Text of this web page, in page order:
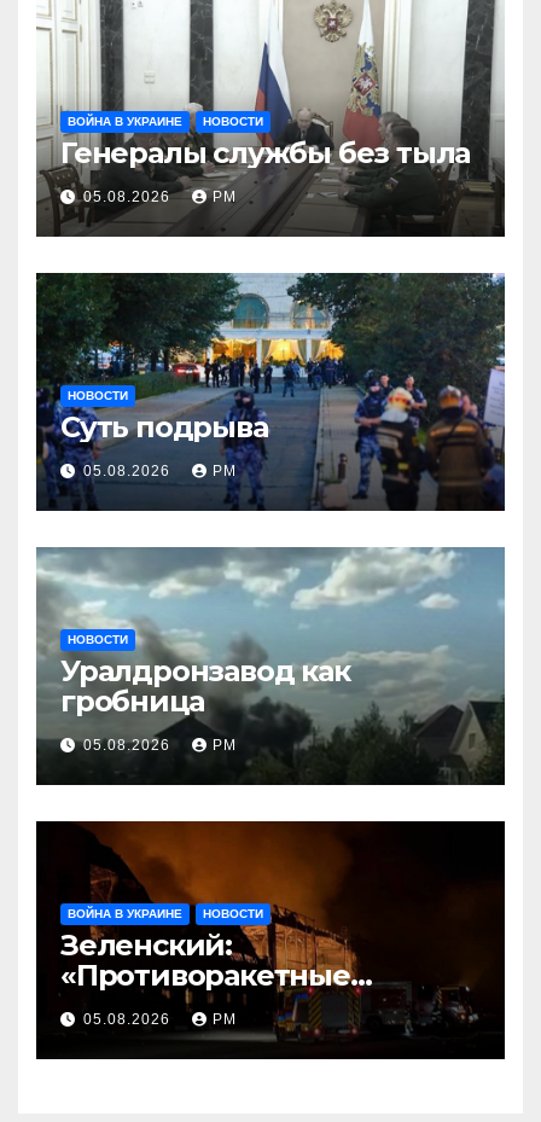
ВОЙНА В УКРАИНЕ НОВОСТИ
Генералы службы без тыла
05.08.2026 РМ
НОВОСТИ
Суть подрыва
05.08.2026 РМ
НОВОСТИ
Уралдронзавод как
гробница
05.08.2026 РМ
ВОЙНА В УКРАИНЕ НОВОСТИ
Зеленский:
«Противоракетные
средства могли бы спасти
погибших сегодня»
05.08.2026 РМ